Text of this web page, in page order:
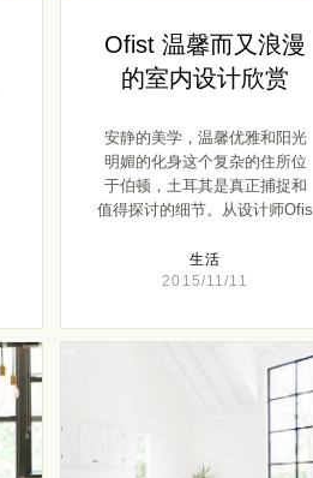
Ofist 温馨而又浪漫
的室内设计欣赏
安静的美学，温馨优雅和阳光
明媚的化身这个复杂的住所位
于伯顿，土耳其是真正捕捉和
值得探讨的细节。从设计师Ofis
生活
2015/11/11